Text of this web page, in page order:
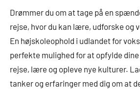
Drømmer du om at tage på en
rejse, hvor du kan lære, udforske og
En højskoleophold i udlandet for
perfekte mulighed for at opfylde
rejse, lære og opleve nye kulturer.
tanker og erfaringer med dig om at